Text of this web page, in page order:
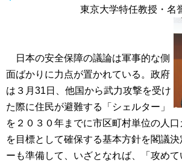
東京大学特任教授・
日本の安全保障の議論は軍事的な側
面ばかりに力点が置かれている。政府
は３月31日、他国から武力攻撃を受け
た際に住民が避難する「シェルター」
を２０３０年までに市区町村単位の人
を目標として確保する基本方針を閣議
ーも準備して、いざとなれば、「攻め